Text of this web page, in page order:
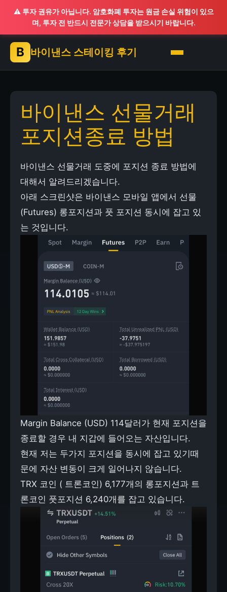
⚠️ 투자 권유가 아닙니다. 암호화폐 투자는 원금 손실 위험이 있으
며, 투자 전 반드시 전문가 상담을 받으시기 바랍니다.
B 바이낸스 스테이킹 후기
바이낸스 선물거래
포지션종료 방법
바이낸스 선물거래 도중에 포지션 종료 방법에
대해서 알려드리겠습니다.
아래 스크린샷은 바이낸스 모바일 앱에서 선물
(Futures) 롱포지션과 풋 포지션 동시에 잡고 있
는 것입니다.
Margin Balance (USD) 114달러가 현재 포지션을
종료할 경우 내 지갑에 들어오는 자산입니다.
현재 저는 두가지 포지션을 동시에 잡고 있기때
문에 자산 변동이 크게 일어나지 않습니다.
TRX 코인 ( 트론코인) 6,177개의 롱포지션과 트
론코인 풋포지션 6,240개를 잡고 있습니다.